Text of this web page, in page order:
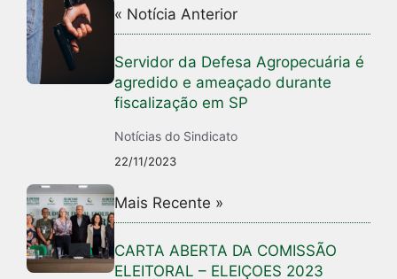
« Notícia Anterior
Servidor da Defesa Agropecuária é
agredido e ameaçado durante
fiscalização em SP
Notícias do Sindicato
22/11/2023
Mais Recente »
CARTA ABERTA DA COMISSÃO
ELEITORAL – ELEIÇOES 2023